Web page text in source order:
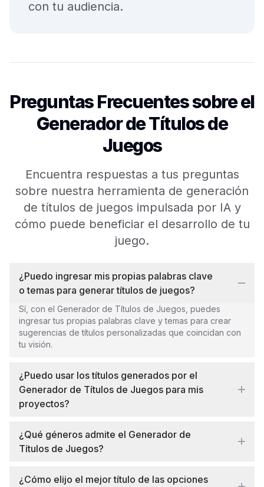
con tu audiencia.
Preguntas Frecuentes sobre el
Generador de Títulos de
Juegos
Encuentra respuestas a tus preguntas
sobre nuestra herramienta de generación
de títulos de juegos impulsada por IA y
cómo puede beneficiar el desarrollo de tu
juego.
¿Puedo ingresar mis propias palabras clave
o temas para generar títulos de juegos?
Sí, con el Generador de Títulos de Juegos, puedes
ingresar tus propias palabras clave y temas para crear
sugerencias de títulos personalizadas que coincidan con
tu visión.
¿Puedo usar los títulos generados por el
Generador de Títulos de Juegos para mis
proyectos?
¿Qué géneros admite el Generador de
Títulos de Juegos?
¿Cómo elijo el mejor título de las opciones